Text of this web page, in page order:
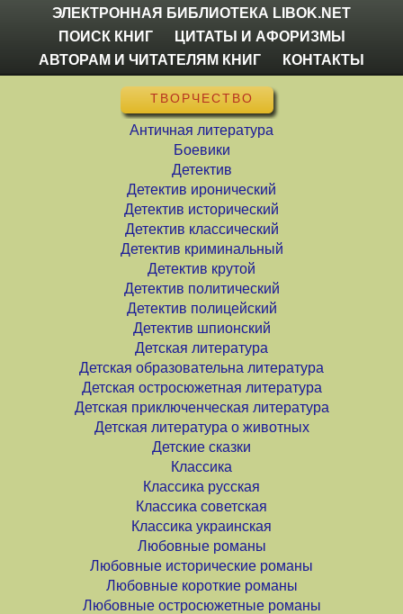
ЭЛЕКТРОННАЯ БИБЛИОТЕКА LIBOK.NET
ПОИСК КНИГ
ЦИТАТЫ И АФОРИЗМЫ
АВТОРАМ И ЧИТАТЕЛЯМ КНИГ
КОНТАКТЫ
ТВОРЧЕСТВО
Античная литература
Боевики
Детектив
Детектив иронический
Детектив исторический
Детектив классический
Детектив криминальный
Детектив крутой
Детектив политический
Детектив полицейский
Детектив шпионский
Детская литература
Детская образовательна литература
Детская остросюжетная литература
Детская приключенческая литература
Детская литература о животных
Детские сказки
Классика
Классика русская
Классика советская
Классика украинская
Любовные романы
Любовные исторические романы
Любовные короткие романы
Любовные остросюжетные романы